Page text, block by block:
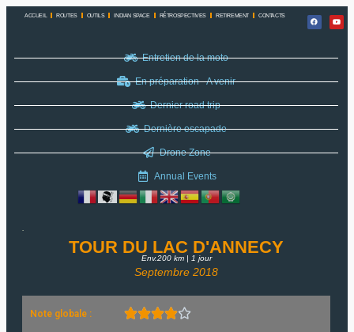
ACCUEIL ROUTES OUTILS INDIAN SPACE RÉTROSPECTIVES RETIREMENT CONTACTS
Entretien de la moto
En préparation - A venir
Dernier road trip
Dernière escapade
Drone Zone
Annual Events
TOUR DU LAC D'ANNECY
Env.200 km | 1 jour
Septembre 2018
Note globale : 